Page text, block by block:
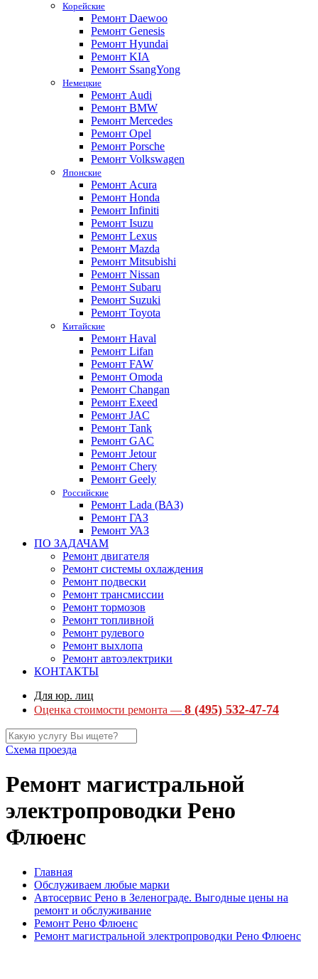
Корейские
Ремонт Daewoo
Ремонт Genesis
Ремонт Hyundai
Ремонт KIA
Ремонт SsangYong
Немецкие
Ремонт Audi
Ремонт BMW
Ремонт Mercedes
Ремонт Opel
Ремонт Porsche
Ремонт Volkswagen
Японские
Ремонт Acura
Ремонт Honda
Ремонт Infiniti
Ремонт Isuzu
Ремонт Lexus
Ремонт Mazda
Ремонт Mitsubishi
Ремонт Nissan
Ремонт Subaru
Ремонт Suzuki
Ремонт Toyota
Китайские
Ремонт Haval
Ремонт Lifan
Ремонт FAW
Ремонт Omoda
Ремонт Changan
Ремонт Exeed
Ремонт JAC
Ремонт Tank
Ремонт GAC
Ремонт Jetour
Ремонт Chery
Ремонт Geely
Российские
Ремонт Lada (ВАЗ)
Ремонт ГАЗ
Ремонт УАЗ
ПО ЗАДАЧАМ
Ремонт двигателя
Ремонт системы охлаждения
Ремонт подвески
Ремонт трансмиссии
Ремонт тормозов
Ремонт топливной
Ремонт рулевого
Ремонт выхлопа
Ремонт автоэлектрики
КОНТАКТЫ
Для юр. лиц
Оценка стоимости ремонта — 8 (495) 532-47-74
Схема проезда
Ремонт магистральной
электропроводки Рено
Флюенс
Главная
Обслуживаем любые марки
Автосервис Рено в Зеленограде. Выгодные цены на
ремонт и обслуживание
Ремонт Рено Флюенс
Ремонт магистральной электропроводки Рено Флюенс